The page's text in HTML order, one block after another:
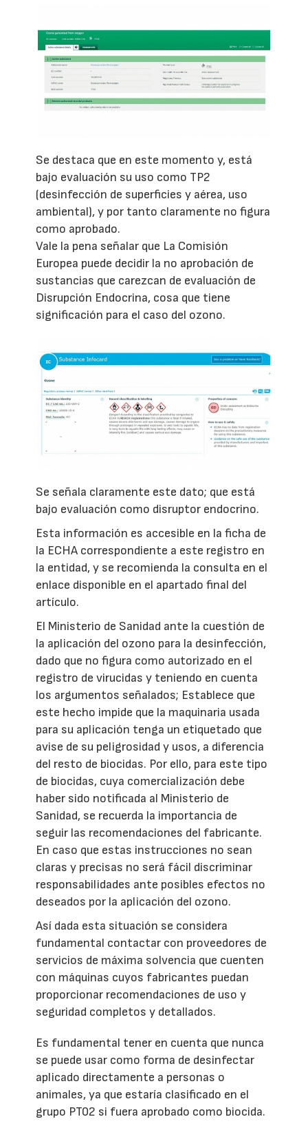
Se destaca que en este momento y, está
bajo evaluación su uso como TP2
(desinfección de superficies y aérea, uso
ambiental), y por tanto claramente no figura
como aprobado.
Vale la pena señalar que La Comisión
Europea puede decidir la no aprobación de
sustancias que carezcan de evaluación de
Disrupción Endocrina, cosa que tiene
significación para el caso del ozono.
Se señala claramente este dato; que está
bajo evaluación como disruptor endocrino.
Esta información es accesible en la ficha de
la ECHA correspondiente a este registro en
la entidad, y se recomienda la consulta en el
enlace disponible en el apartado final del
artículo.
El Ministerio de Sanidad ante la cuestión de
la aplicación del ozono para la desinfección,
dado que no figura como autorizado en el
registro de virucidas y teniendo en cuenta
los argumentos señalados; Establece que
este hecho impide que la maquinaria usada
para su aplicación tenga un etiquetado que
avise de su peligrosidad y usos, a diferencia
del resto de biocidas. Por ello, para este tipo
de biocidas, cuya comercialización debe
haber sido notificada al Ministerio de
Sanidad, se recuerda la importancia de
seguir las recomendaciones del fabricante.
En caso que estas instrucciones no sean
claras y precisas no será fácil discriminar
responsabilidades ante posibles efectos no
deseados por la aplicación del ozono.
Así dada esta situación se considera
fundamental contactar con proveedores de
servicios de máxima solvencia que cuenten
con máquinas cuyos fabricantes puedan
proporcionar recomendaciones de uso y
seguridad completos y detallados.
Es fundamental tener en cuenta que nunca
se puede usar como forma de desinfectar
aplicado directamente a personas o
animales, ya que estaría clasificado en el
grupo PT02 si fuera aprobado como biocida.